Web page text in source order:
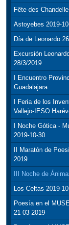
Fête des
Astoyebes 2019-
Día de Leonardo
Excursión
28/3/2019
I Encuentro
Guadalajara
I Feria de los
Vallejo-IESO
I Noche Gótica -
2019-10-30
II Maratón de
2019
III Noche de
Los Celtas 2019-
Poesía en el
21-03-2019